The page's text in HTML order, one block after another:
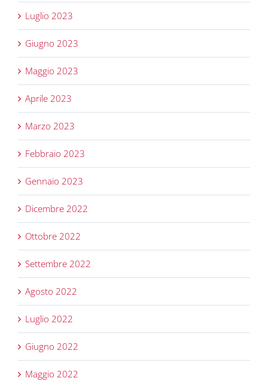
Luglio 2023
Giugno 2023
Maggio 2023
Aprile 2023
Marzo 2023
Febbraio 2023
Gennaio 2023
Dicembre 2022
Ottobre 2022
Settembre 2022
Agosto 2022
Luglio 2022
Giugno 2022
Maggio 2022